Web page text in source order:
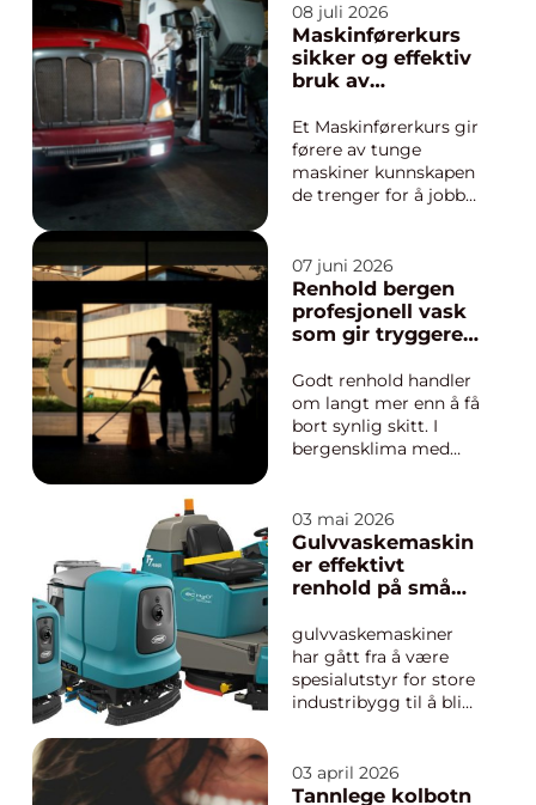
08 juli 2026
Maskinførerkurs
sikker og effektiv
bruk av
maskiner
Et Maskinførerkurs gir
førere av tunge
maskiner kunnskapen
de trenger for å jobbe
kombinerer teori og
praksis, og skal
oppfylle kravene fra
Arbeidstilsynet til
sikkerhetsopplæring.
Målet er å redusere
uly...
07 juni 2026
Renhold bergen
profesjonell vask
som gir tryggere
Godt renhold handler
om langt mer enn å få
bort synlig skitt. I
bergensklima med
fra veiene blir både
bygg og inventar
ekstra belastet. Da
spiller profesjonelt
for helse, trivsel og l...
03 mai 2026
Gulvvaskemaskin
er effektivt
renhold på små
gulvvaskemaskiner
har gått fra å være
spesialutstyr for store
industribygg til å bli
kontorer til skoler,
parkeringshus og
03 april 2026
Tannlege kolbotn